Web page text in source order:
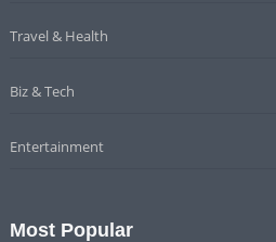
Travel & Health
Biz & Tech
Entertainment
Most Popular